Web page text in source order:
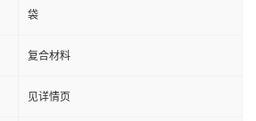
袋
复合材料
见详情页